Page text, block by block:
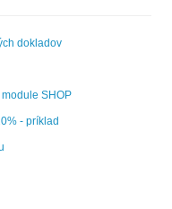
dokladov
SHOP
- príklad